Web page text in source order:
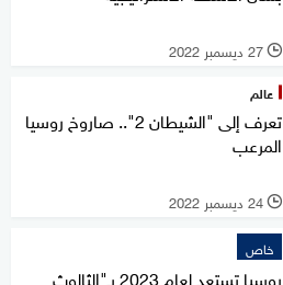
l 27 ديسمبر 2022
عالم
تعرف إلى "الشيطان 2".. صاروخ روسيا
المرعب
l 24 ديسمبر 2022
خاص
روسيا تستعد لعام 2023 بـ"الثالوث